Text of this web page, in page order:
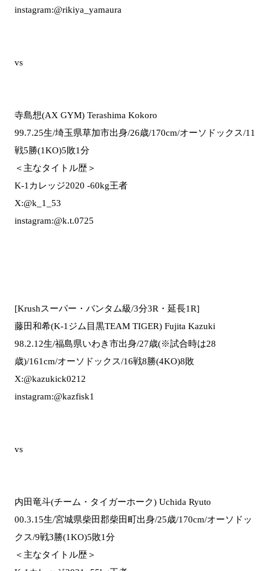
instagram:@rikiya_yamaura
vs
寺島想(AX GYM) Terashima Kokoro
99.7.25生/埼玉県草加市出身/26歳/170cm/オーソドックス/11
戦5勝(1KO)5敗1分
＜主なタイトル歴＞
K-1カレッジ2020 -60kg王者
X:@k_1_53
instagram:@k.t.0725
[Krushスーパー・バンタム級/3分3R・延長1R]
藤田和希(K-1ジム目黒TEAM TIGER) Fujita Kazuki
98.2.12生/福島県いわき市出身/27歳(※試合時は28
歳)/161cm/オーソドックス/16戦8勝(4KO)8敗
X:@kazukick0212
instagram:@kazfisk1
vs
内田竜斗(チーム・タイガーホーク) Uchida Ryuto
00.3.15生/宮城県柴田郡柴田町出身/25歳/170cm/オーソドッ
クス/9戦3勝(1KO)5敗1分
＜主なタイトル歴＞